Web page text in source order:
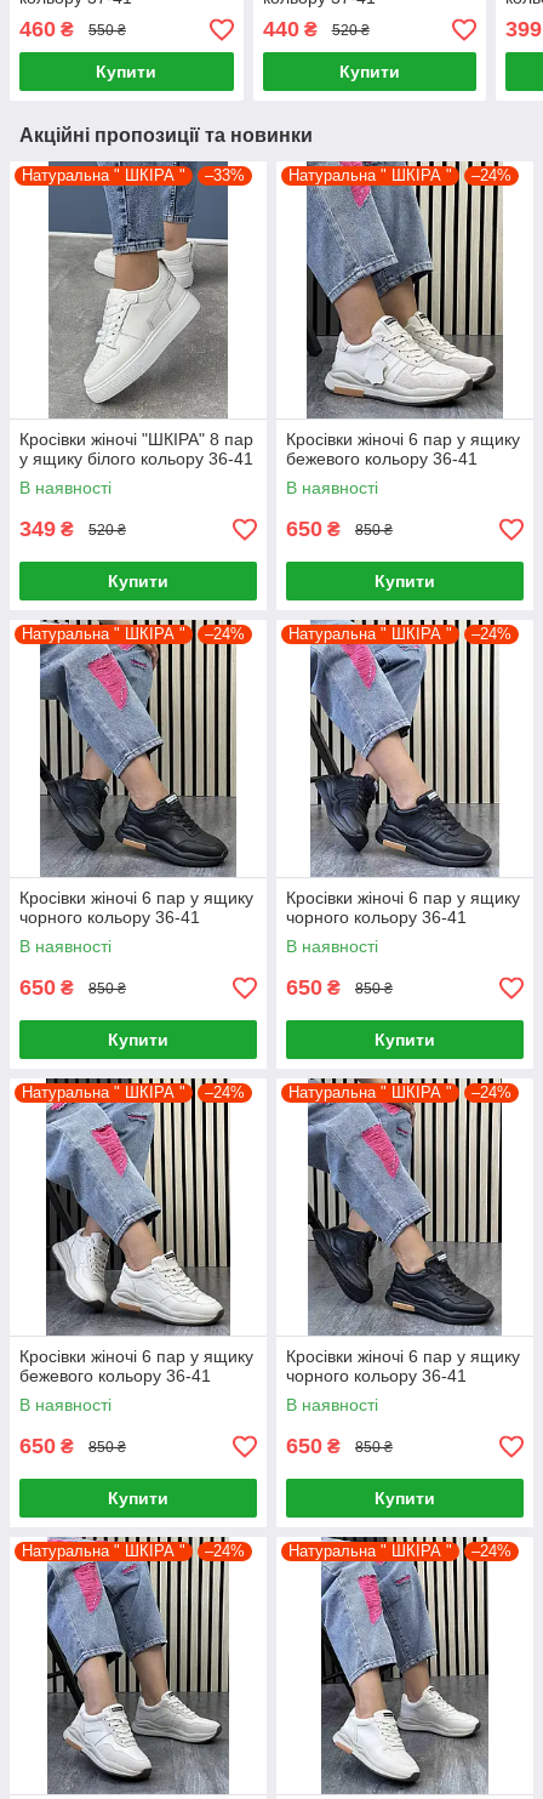
460 ₴ 550 ₴
Купити
440₴ 520 ₴
Купити
399
Акційні пропозиції та новинки
Натуральна " ШКІРА " –33%
Кросівки жіночі "ШКІРА" 8 пар
у ящику білого кольору 36-41
В наявності
349 ₴ 520 ₴
Купити
Натуральна " ШКІРА " –24%
Кросівки жіночі 6 пар у ящику
бежевого кольору 36-41
В наявності
650 ₴ 850 ₴
Купити
Натуральна " ШКІРА " –24%
Кросівки жіночі 6 пар у ящику
чорного кольору 36-41
В наявності
650 ₴ 850 ₴
Купити
Натуральна " ШКІРА " –24%
Кросівки жіночі 6 пар у ящику
чорного кольору 36-41
В наявності
650 ₴ 850 ₴
Купити
Натуральна " ШКІРА " –24%
Кросівки жіночі 6 пар у ящику
бежевого кольору 36-41
В наявності
650 ₴ 850 ₴
Купити
Натуральна " ШКІРА " –24%
Кросівки жіночі 6 пар у ящику
чорного кольору 36-41
В наявності
650 ₴ 850 ₴
Купити
Натуральна " ШКІРА " –24% Натуральна " ШКІРА " –24%